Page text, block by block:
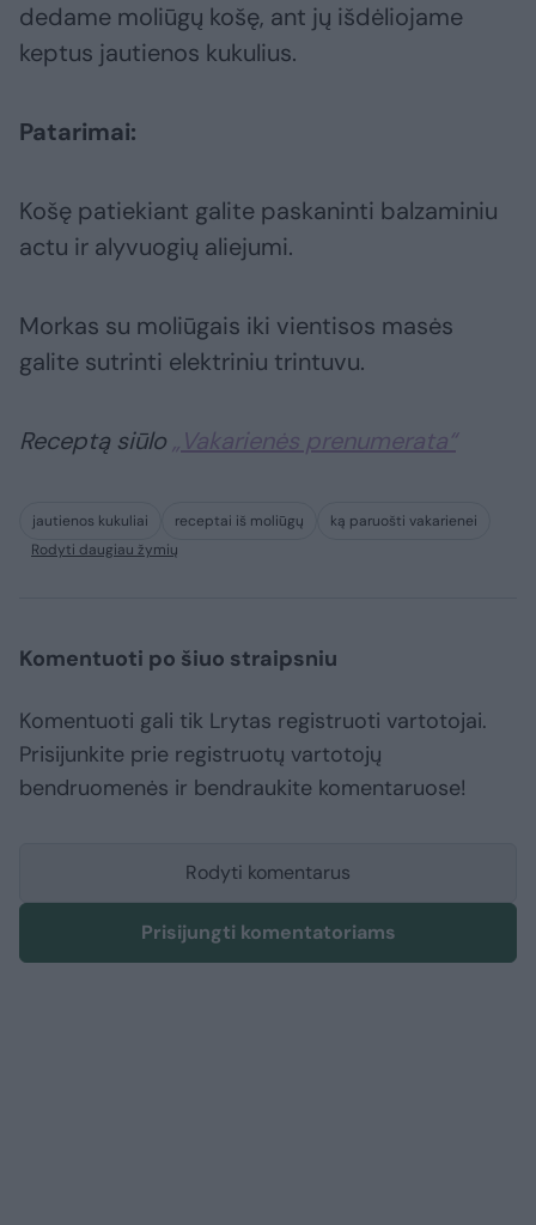
dedame moliūgų košę, ant jų išdėliojame
keptus jautienos kukulius.
Patarimai:
Košę patiekiant galite paskaninti balzaminiu
actu ir alyvuogių aliejumi.
Morkas su moliūgais iki vientisos masės
galite sutrinti elektriniu trintuvu.
Receptą siūlo „Vakarienės prenumerata“
jautienos kukuliai receptai iš moliūgų
ką paruošti vakarienei
Rodyti daugiau žymių
Komentuoti po šiuo straipsniu
Komentuoti gali tik Lrytas registruoti vartotojai.
Prisijunkite prie registruotų vartotojų
bendruomenės ir bendraukite komentaruose!
Rodyti komentarus
Prisijungti komentatoriams